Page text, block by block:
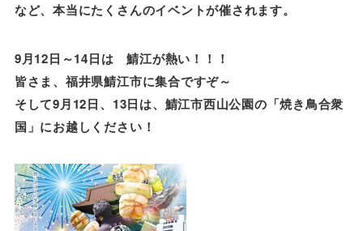
など、本当にたくさんのイベントが催されます。
9月12日～14日は 鯖江が熱い！！！
皆さま、福井県鯖江市に集合ですぞ～
そして9月12日、13日は、鯖江市西山公園の「焼き鳥合衆
国」にお越しください！